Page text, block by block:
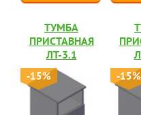
ТУМБА
ПРИСТАВНАЯ
ЛТ-3.1
-15% -15%